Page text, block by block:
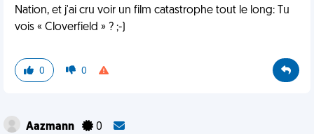
Nation, et j'ai cru voir un film catastrophe tout le long: Tu
vois « Cloverfield » ? ;-)
0 0
Aazmann 0